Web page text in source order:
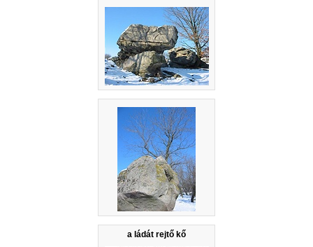
a ládát rejtő kő